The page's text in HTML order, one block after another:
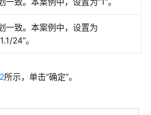
一致。本案例中，设置为
24”。
所示，单击“确定”。